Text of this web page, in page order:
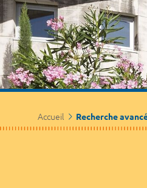
Accueil Recherche